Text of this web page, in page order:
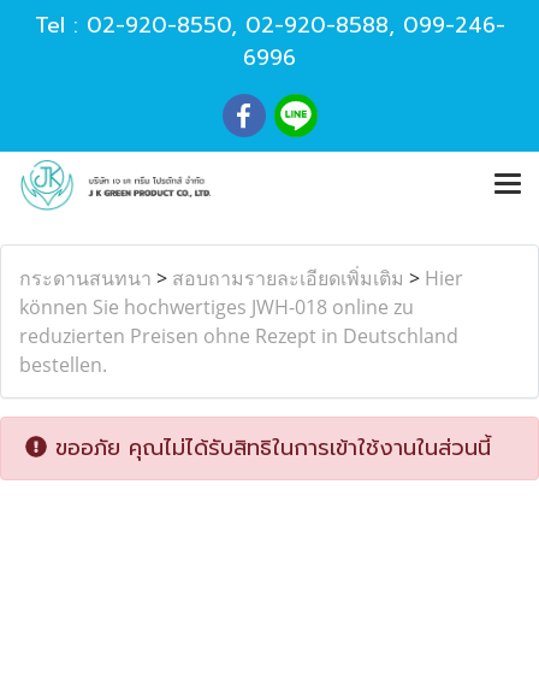
Tel : 02-920-8550, 02-920-8588, 099-246-
6996
กระดานสนทนา > สอบถามรายละเอียดเพิ่มเติม > Hier
können Sie hochwertiges JWH-018 online zu
reduzierten Preisen ohne Rezept in Deutschland
bestellen.
ขออภัย คุณไม่ได้รับสิทธิในการเข้าใช้งานในส่วนนี้